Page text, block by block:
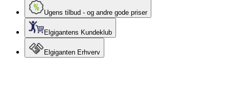
Ugens tilbud - og andre gode priser
Elgigantens Kundeklub
Elgiganten Erhverv